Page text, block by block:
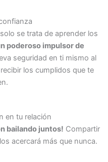
se trata de aprender los
poderoso impulsor de
seguridad en ti mismo al
los cumplidos que te
en tu relación
bailando juntos! Compartir
acercará más que nunca.